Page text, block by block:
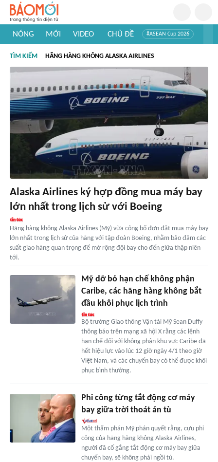
NÓNG MỚI VIDEO CHỦ ĐỀ #ASEAN Cup 2026
#Khám phá Việt Nam
#Khám phá thế giới
TÌM KIẾM HÃNG HÀNG KHÔNG ALASKA AIRLINES
Alaska Airlines ký hợp đồng mua máy bay
lớn nhất trong lịch sử với Boeing
Hãng hàng không Alaska Airlines (Mỹ) vừa công bố đơn đặt mua máy bay
lớn nhất trong lịch sử của hãng với tập đoàn Boeing, nhằm bảo đảm các
suất giao hàng quan trọng để mở rộng đội bay cho đến giữa thập niên
tới.
Mỹ dỡ bỏ hạn chế không phận
Caribe, các hãng hàng không bắt
đầu khôi phục lịch trình
Bộ trưởng Giao thông Vận tải Mỹ Sean Duffy
thông báo trên mạng xã hội X rằng các lệnh
hạn chế đối với không phận khu vực Caribe đã
hết hiệu lực vào lúc 12 giờ ngày 4/1 theo giờ
Việt Nam, và các chuyến bay có thể được khôi
phục bình thường.
Phi công từng tắt động cơ máy
bay giữa trời thoát án tù
Một thẩm phán Mỹ phán quyết rằng, cựu phi
công của hãng hàng không Alaska Airlines,
người đã cố gắng tắt động cơ máy bay giữa
chuyến bay, sẽ không phải ngồi tù.